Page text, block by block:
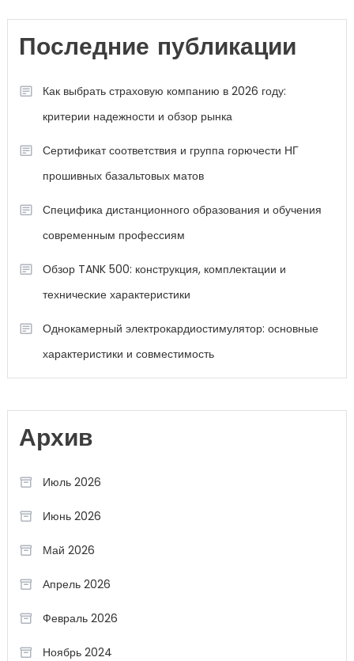
Последние публикации
Как выбрать страховую компанию в 2026 году:
критерии надежности и обзор рынка
Сертификат соответствия и группа горючести НГ
прошивных базальтовых матов
Специфика дистанционного образования и обучения
современным профессиям
Обзор TANK 500: конструкция, комплектации и
технические характеристики
Однокамерный электрокардиостимулятор: основные
характеристики и совместимость
Архив
Июль 2026
Июнь 2026
Май 2026
Апрель 2026
Февраль 2026
Ноябрь 2024